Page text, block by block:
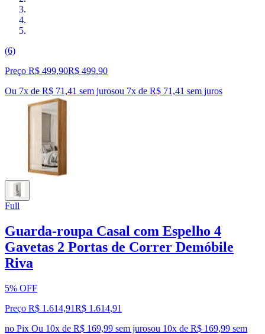
(6)
Preço R$ 499,90R$ 499,90
Ou 7x de R$ 71,41 sem jurosou 7x de R$ 71,41 sem juros
Full
Guarda-roupa Casal com Espelho 4
Gavetas 2 Portas de Correr Demóbile
Riva
5% OFF
Preço R$ 1.614,91R$ 1.614,91
no Pix Ou 10x de R$ 169,99 sem jurosou 10x de R$ 169,99 sem